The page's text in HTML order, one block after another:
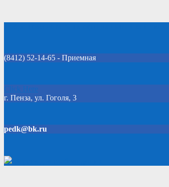
(8412) 52-14-65 - Приемная
Click Here
г. Пенза, ул. Гоголя, 3
pedk@bk.ru